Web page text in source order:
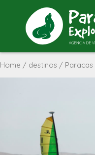
Home / destinos / Paracas